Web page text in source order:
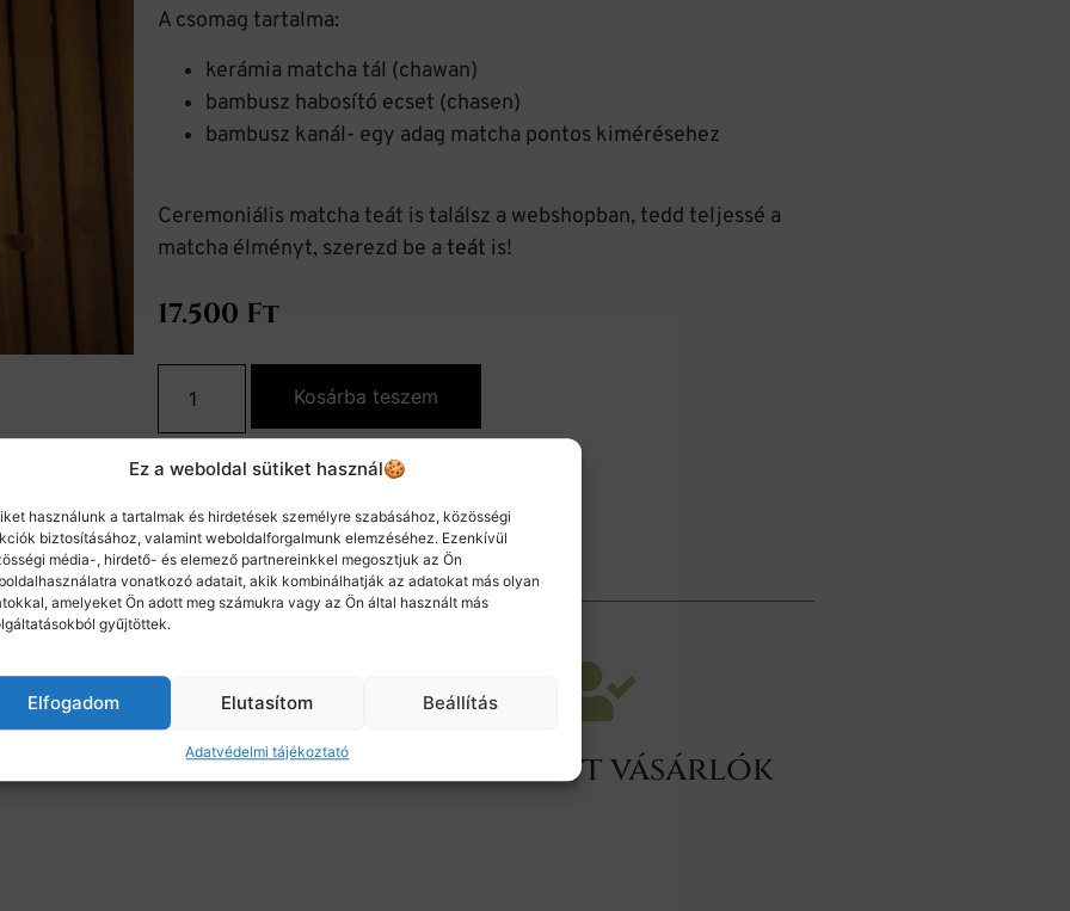
Ez a weboldal sütiket használ🍪
használunk a tartalmak és hirdetések személyre szabásához, közösségi
biztosításához, valamint weboldalforgalmunk elemzéséhez. Ezenkívül
média-, hirdető- és elemező partnereinkkel megosztjuk az Ön
vonatkozó adatait, akik kombinálhatják az adatokat más olyan
amelyeket Ön adott meg számukra vagy az Ön által használt más
gyűjtöttek.
Elfogadom Elutasítom Beállítás
Adatvédelmi tájékoztató
A csomag tartalma:
kerámia matcha tál (chawan)
bambusz habosító ecset (chasen)
bambusz kanál- egy adag matcha pontos kimérésehez
Ceremoniális matcha teát is találsz a webshopban, tedd teljessé a
matcha élményt, szerezd be a teát is!
17.500 Ft
Kosárba teszem
SKU
02452
Kategóriák
Matcha, Csészék, kannák ,Kellékek
Címke
matcha
kiszállítás elégedett vásárlók